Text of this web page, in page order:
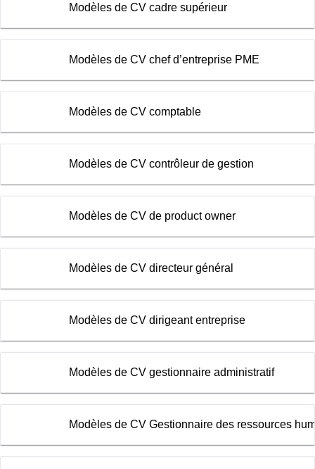
Modèles de CV cadre supérieur
Modèles de CV chef d’entreprise PME
Modèles de CV comptable
Modèles de CV contrôleur de gestion
Modèles de CV de product owner
Modèles de CV directeur général
Modèles de CV dirigeant entreprise
Modèles de CV gestionnaire administratif
Modèles de CV Gestionnaire des ressources